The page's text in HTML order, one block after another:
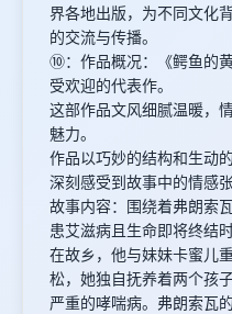
界各地出版，为不同文化
的交流与传播。
⑩：作品概况：《鳄鱼的
受欢迎的代表作。
这部作品文风细腻温暖，
魅力。
作品以巧妙的结构和生动
深刻感受到故事中的情感
故事内容：围绕着弗朗索
患艾滋病且生命即将终结
在故乡，他与妹妹卡蜜儿
松，她独自抚养着两个孩
严重的哮喘病。弗朗索瓦